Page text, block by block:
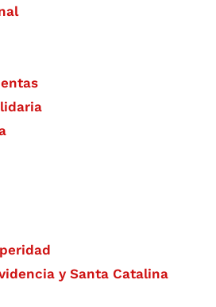
y Santa Catalina